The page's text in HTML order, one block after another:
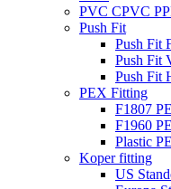
PVC CPVC
Push Fit
Push Fit
Push Fit
Push Fit
PEX Fitting
F1807
F1960
Plastic
Koper fitting
US